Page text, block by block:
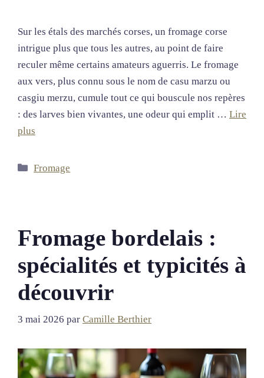
Sur les étals des marchés corses, un fromage corse
intrigue plus que tous les autres, au point de faire
reculer même certains amateurs aguerris. Le fromage
aux vers, plus connu sous le nom de casu marzu ou
casgiu merzu, cumule tout ce qui bouscule nos repères
: des larves bien vivantes, une odeur qui emplit … Lire
plus
Catégories
Fromage
Fromage bordelais :
spécialités et typicités à
découvrir
3 mai 2026 par Camille Berthier